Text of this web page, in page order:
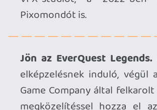
3 millió felett a Crimson Desert.Nem
kellett sokat várni a következő
mérföldkőre: a néhány napja bejelentett
sikerek után most megtudtuk, hogy már